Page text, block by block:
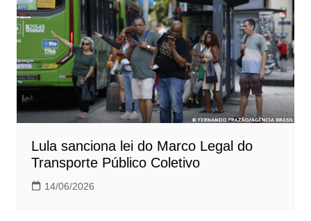
Lula sanciona lei do Marco Legal do
Transporte Público Coletivo
14/06/2026